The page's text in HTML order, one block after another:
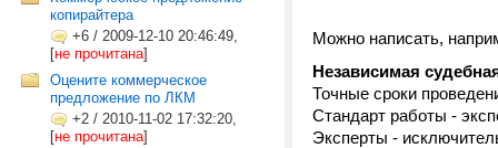
копирайтера
+6 / 2009-12-10 20:46:49,
[не прочитана]
Оцените коммерческое
предложение по ЛКМ
+2 / 2010-11-02 17:32:20,
[не прочитана]
Можно написать,
Независимая
Точные сроки
Стандарт работы -
Эксперты -